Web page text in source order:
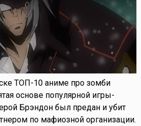
ТОП-10 аниме про зомби
основе популярной игры-
Брэндон был предан и убит
по мафиозной организации.